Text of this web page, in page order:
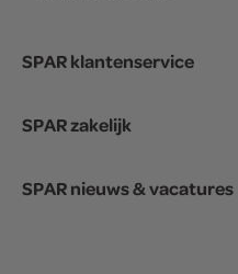
SPAR klantenservice
SPAR zakelijk
SPAR nieuws & vacatures